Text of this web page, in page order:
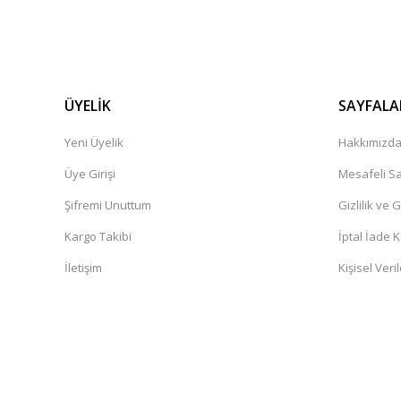
ÜYELİK
Yeni Üyelik
Üye Girişi
Şifremi Unuttum
Kargo Takibi
İletişim
Hakkımızda
Mesafeli
Gizlilik ve
İptal İade
Kişisel